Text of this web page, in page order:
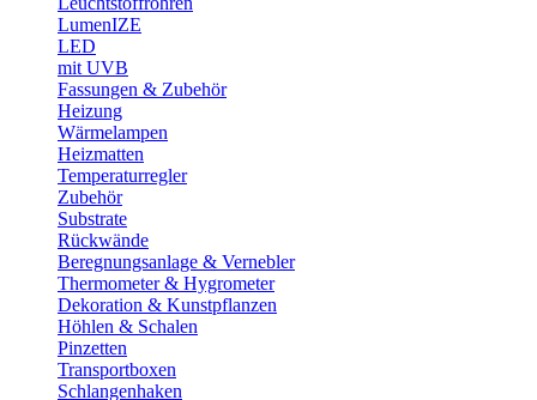
LumenIZE
LED
mit UVB
Fassungen & Zubehör
Heizung
Wärmelampen
Heizmatten
Temperaturregler
Zubehör
Substrate
Rückwände
Beregnungsanlage & Vernebler
Thermometer & Hygrometer
Dekoration & Kunstpflanzen
Höhlen & Schalen
Pinzetten
Transportboxen
Schlangenhaken